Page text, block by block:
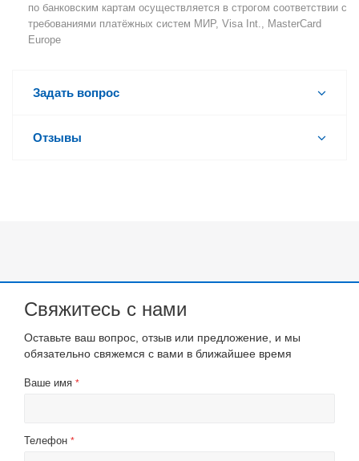
по банковским картам осуществляется в строгом соответствии с
требованиями платёжных систем МИР, Visa Int., MasterCard
Europe
Задать вопрос
Отзывы
Свяжитесь с нами
Оставьте ваш вопрос, отзыв или предложение, и мы
обязательно свяжемся с вами в ближайшее время
Ваше имя *
Телефон *